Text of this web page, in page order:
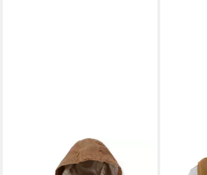
Kurzjacke Bartlett 103826